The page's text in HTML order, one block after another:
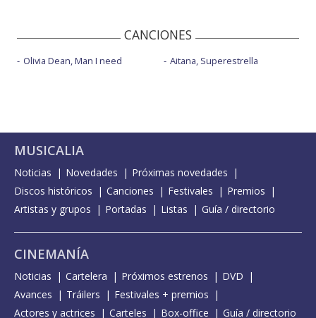
CANCIONES
Olivia Dean, Man I need Aitana, Superestrella
MUSICALIA
Noticias Novedades
Próximas novedades
Discos históricos
Canciones Festivales
Premios
Artistas y grupos
Portadas Listas Guía / directorio
CINEMANÍA
Noticias Cartelera Próximos estrenos
DVD
Avances
Tráilers
Festivales + premios
Actores y actrices
Carteles Box-office Guía / directorio